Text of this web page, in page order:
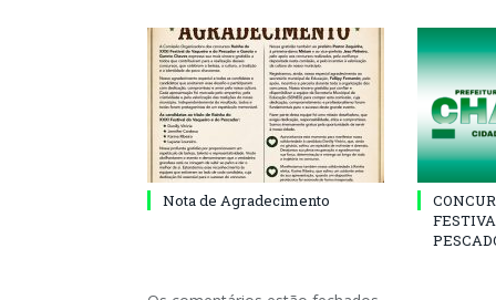
Nota de Agradecimento